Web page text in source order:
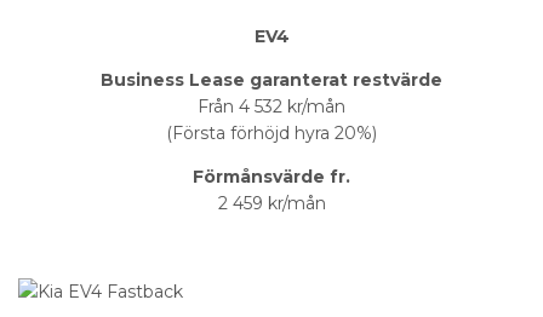
EV4
Business Lease garanterat restvärde
Från 4 532 kr/mån
(Första förhöjd hyra 20%)
Förmånsvärde fr.
2 459 kr/mån